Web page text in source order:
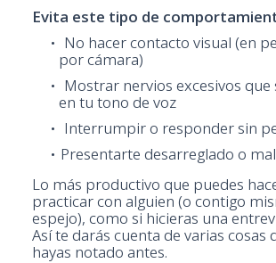
Evita este tipo de
No hacer contacto visual (en
por cámara)
Mostrar nervios excesivos que
en tu tono de voz
Interrumpir o responder sin
Presentarte desarreglado o
Lo más productivo que puedes
practicar con alguien (o contigo
espejo), como si hicieras una
Así te darás cuenta de varias cosas
hayas notado antes.